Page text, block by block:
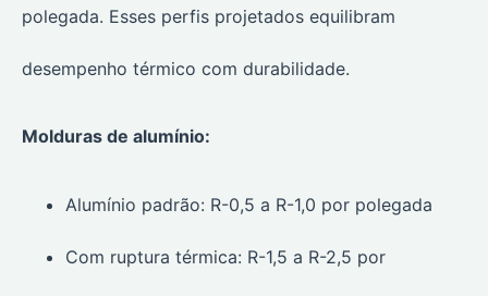
polegada. Esses perfis projetados equilibram
desempenho térmico com durabilidade.
Molduras de alumínio:
Alumínio padrão: R-0,5 a R-1,0 por polegada
Com ruptura térmica: R-1,5 a R-2,5 por